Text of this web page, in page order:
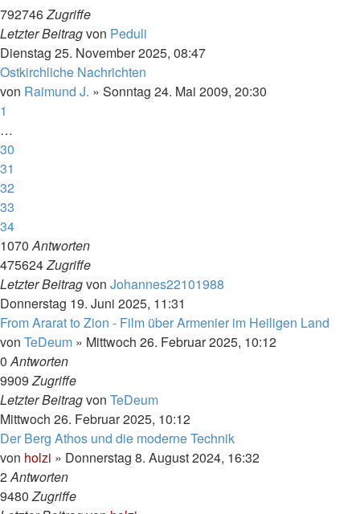
792746Zugriffe
Letzter Beitragvon Peduli
Dienstag 25. November 2025, 08:47
Ostkirchliche Nachrichten
von Raimund J. » Sonntag 24. Mai 2009, 20:30
1
…
30
31
32
33
34
1070Antworten
475624Zugriffe
Letzter Beitragvon Johannes22101988
Donnerstag 19. Juni 2025, 11:31
From Ararat to Zion - Film über Armenier im Heiligen Land
von TeDeum » Mittwoch 26. Februar 2025, 10:12
0Antworten
9909Zugriffe
Letzter Beitragvon TeDeum
Mittwoch 26. Februar 2025, 10:12
Der Berg Athos und die moderne Technik
von holzi » Donnerstag 8. August 2024, 16:32
2Antworten
9480Zugriffe